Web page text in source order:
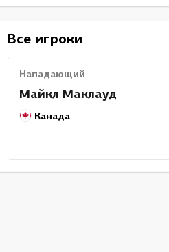
Все игроки
Нападающий
Майкл Маклауд
Канада